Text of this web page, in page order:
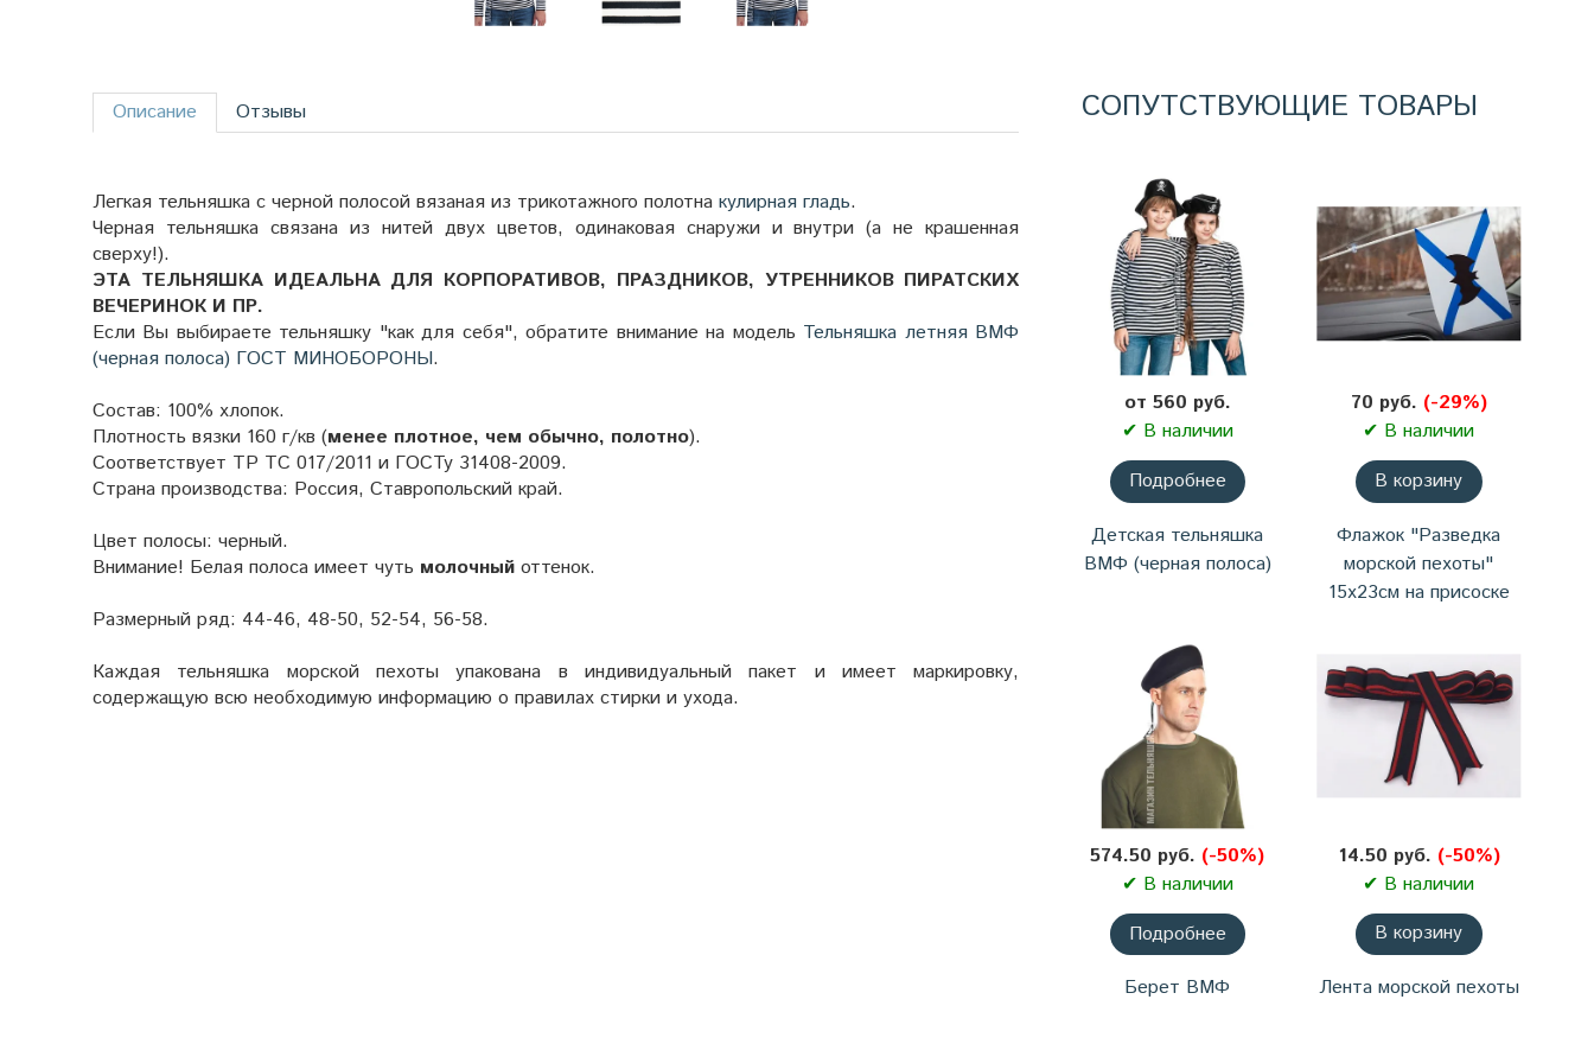
Описание Отзывы
Легкая тельняшка с черной полосой вязаная из трикотажного полотна кулирная гладь.
Черная тельняшка связана из нитей двух цветов, одинаковая снаружи и внутри (а не крашенная
сверху!).
ЭТА ТЕЛЬНЯШКА ИДЕАЛЬНА ДЛЯ КОРПОРАТИВОВ, ПРАЗДНИКОВ, УТРЕННИКОВ ПИРАТСКИХ
ВЕЧЕРИНОК И ПР.
Если Вы выбираете тельняшку "как для себя", обратите внимание на модель Тельняшка летняя ВМФ
(черная полоса) ГОСТ МИНОБОРОНЫ.
Состав: 100% хлопок.
Плотность вязки 160 г/кв (менее плотное, чем обычно, полотно).
Соответствует ТР ТС 017/2011 и ГОСТу 31408-2009.
Страна производства: Россия, Ставропольский край.
Цвет полосы: черный.
Внимание! Белая полоса имеет чуть молочный оттенок.
Размерный ряд: 44-46, 48-50, 52-54, 56-58.
Каждая тельняшка морской пехоты упакована в индивидуальный пакет и имеет маркировку,
содержащую всю необходимую информацию о правилах стирки и ухода.
СОПУТСТВУЮЩИЕ ТОВАРЫ
от 560 руб.
✔ В наличии
Подробнее
Детская тельняшка
ВМФ (черная полоса)
70 руб. (-29%)
✔ В наличии
В корзину
Флажок "Разведка
морской пехоты"
15х23см на присоске
574.50 руб. (-50%)
✔ В наличии
Подробнее
Берет ВМФ
14.50 руб. (-50%)
✔ В наличии
В корзину
Лента морской пехоты